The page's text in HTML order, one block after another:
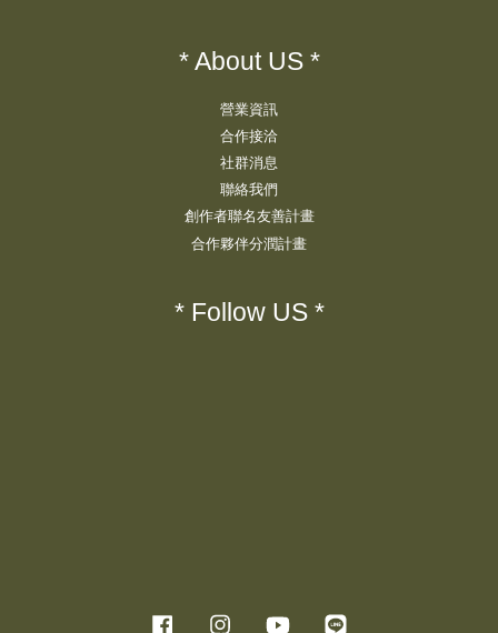
* About US *
營業資訊
合作接洽
社群消息
聯絡我們
創作者聯名友善計畫
合作夥伴分潤計畫
* Follow US *
Facebook Instagram YouTube